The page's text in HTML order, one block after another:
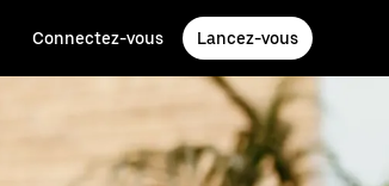
Connectez-vous Lancez-vous